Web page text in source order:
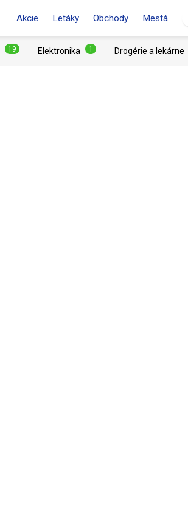
Akcie Letáky Obchody Mestá
19 Elektronika 1 Drogérie a lekárne